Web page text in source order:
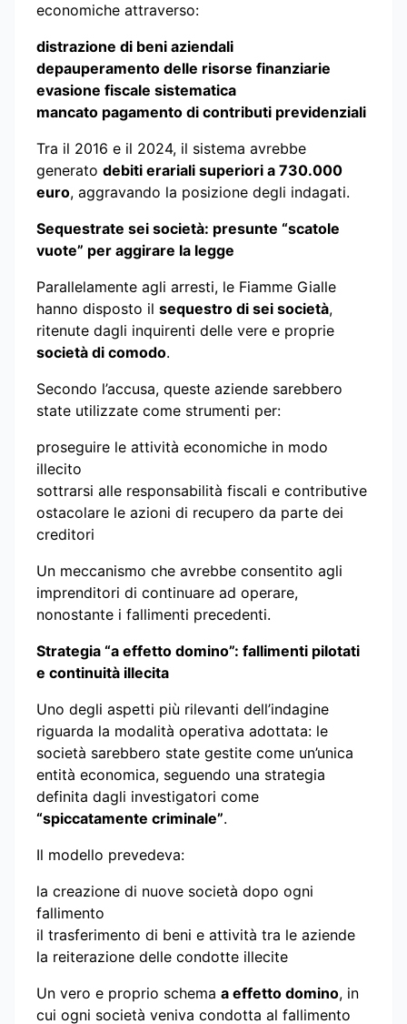
economiche attraverso:
distrazione di beni aziendali
depauperamento delle risorse finanziarie
evasione fiscale sistematica
mancato pagamento di contributi previdenziali
Tra il 2016 e il 2024, il sistema avrebbe
generato debiti erariali superiori a 730.000
euro, aggravando la posizione degli indagati.
Sequestrate sei società: presunte “scatole
vuote” per aggirare la legge
Parallelamente agli arresti, le Fiamme Gialle
hanno disposto il sequestro di sei società,
ritenute dagli inquirenti delle vere e proprie
società di comodo.
Secondo l’accusa, queste aziende sarebbero
state utilizzate come strumenti per:
proseguire le attività economiche in modo
illecito
sottrarsi alle responsabilità fiscali e contributive
ostacolare le azioni di recupero da parte dei
creditori
Un meccanismo che avrebbe consentito agli
imprenditori di continuare ad operare,
nonostante i fallimenti precedenti.
Strategia “a effetto domino”: fallimenti pilotati
e continuità illecita
Uno degli aspetti più rilevanti dell’indagine
riguarda la modalità operativa adottata: le
società sarebbero state gestite come un’unica
entità economica, seguendo una strategia
definita dagli investigatori come
“spiccatamente criminale”.
Il modello prevedeva:
la creazione di nuove società dopo ogni
fallimento
il trasferimento di beni e attività tra le aziende
la reiterazione delle condotte illecite
Un vero e proprio schema a effetto domino, in
cui ogni società veniva condotta al fallimento